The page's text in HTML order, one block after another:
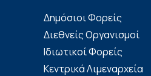
Δημόσιοι Φορείς
Διεθνείς Οργανισμοί
Ιδιωτικοί Φορείς
Κεντρικά Λιμεναρχεία